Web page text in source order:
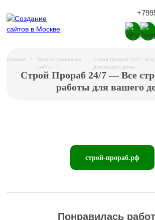
Главная
Многостраничные
сайты
Строй Прораб 24/7 - Все
для вашего дома
Строй Прораб 24/7 — Все
работы для вашего
строй-прораб.рф
Понравилась